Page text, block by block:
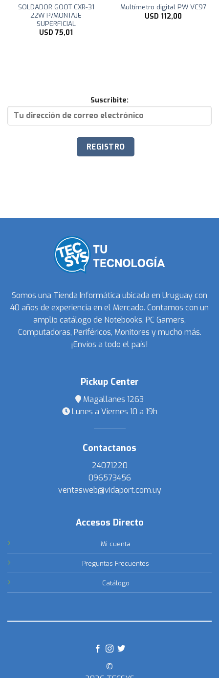
SOLDADOR GOOT CXR-31
22W P/MONTAJE
SUPERFICIAL
USD 75,01
Multímetro digital PW VC97
USD 112,00
Suscribite:
Somos una Tienda Informática ubicada en Uruguay con
40 años de experiencia en el Mercado. Contamos con un
amplio catálogo de Notebooks, PC Gamers,
Computadoras, Periféricos, Monitores y mucho más.
¡Envíos a todo el país!
Pickup Center
Magallanes 1263
Lunes a Viernes 10 a 19h
Contactanos
24071220
096573456
ventasweb@vidaport.com.uy
Accesos Directo
Mi cuenta
Preguntas Frecuentes
Catálogo
©